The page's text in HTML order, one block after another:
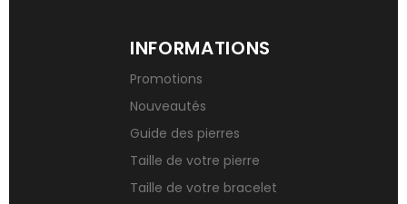
INFORMATIONS
Promotions
Nouveautés
Guide des pierres
Taille de votre pierre
Taille de votre bracelet